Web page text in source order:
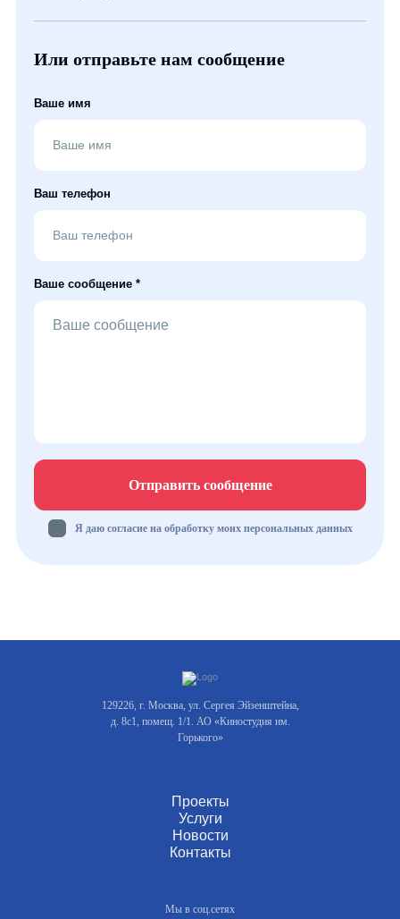
Или отправьте нам сообщение
Ваше имя
Ваш телефон
Ваше сообщение *
Отправить сообщение
Я даю согласие на обработку моих персональных данных
129226, г. Москва, ул. Сергея Эйзенштейна,
д. 8с1, помещ. 1/1. АО «Киностудия им.
Горького»
Проекты
Услуги
Новости
Контакты
Мы в соц.сетях